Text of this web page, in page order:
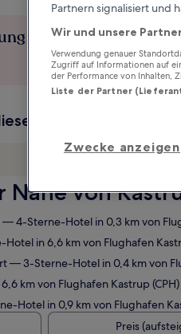
bei
Daten
Morgen
Nähe von
— 4-Sterne-Hotel in 0,3 km von
in 6,6 km von Flughafen
— 3-Sterne-Hotel in 0,4 km von
km von Flughafen Kastrup
Hotel in 0,9 km von Flughafen
Preis
Partnern signalisiert und
Wir und unsere
Verwendung genauer
Zugriff auf Informationen auf
der Performance von Inhalten,
Liste der Partner
Zwecke anzeigen